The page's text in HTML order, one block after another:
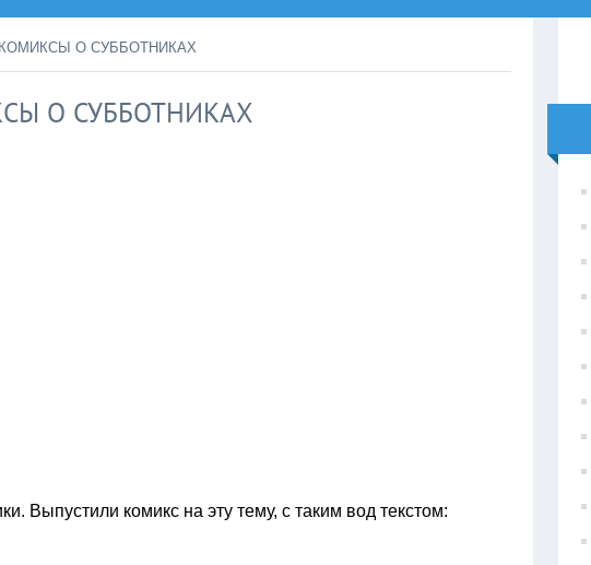
О СУББОТНИКАХ
О СУББОТНИКАХ
Выпустили комикс на эту тему, с таким вод текстом: